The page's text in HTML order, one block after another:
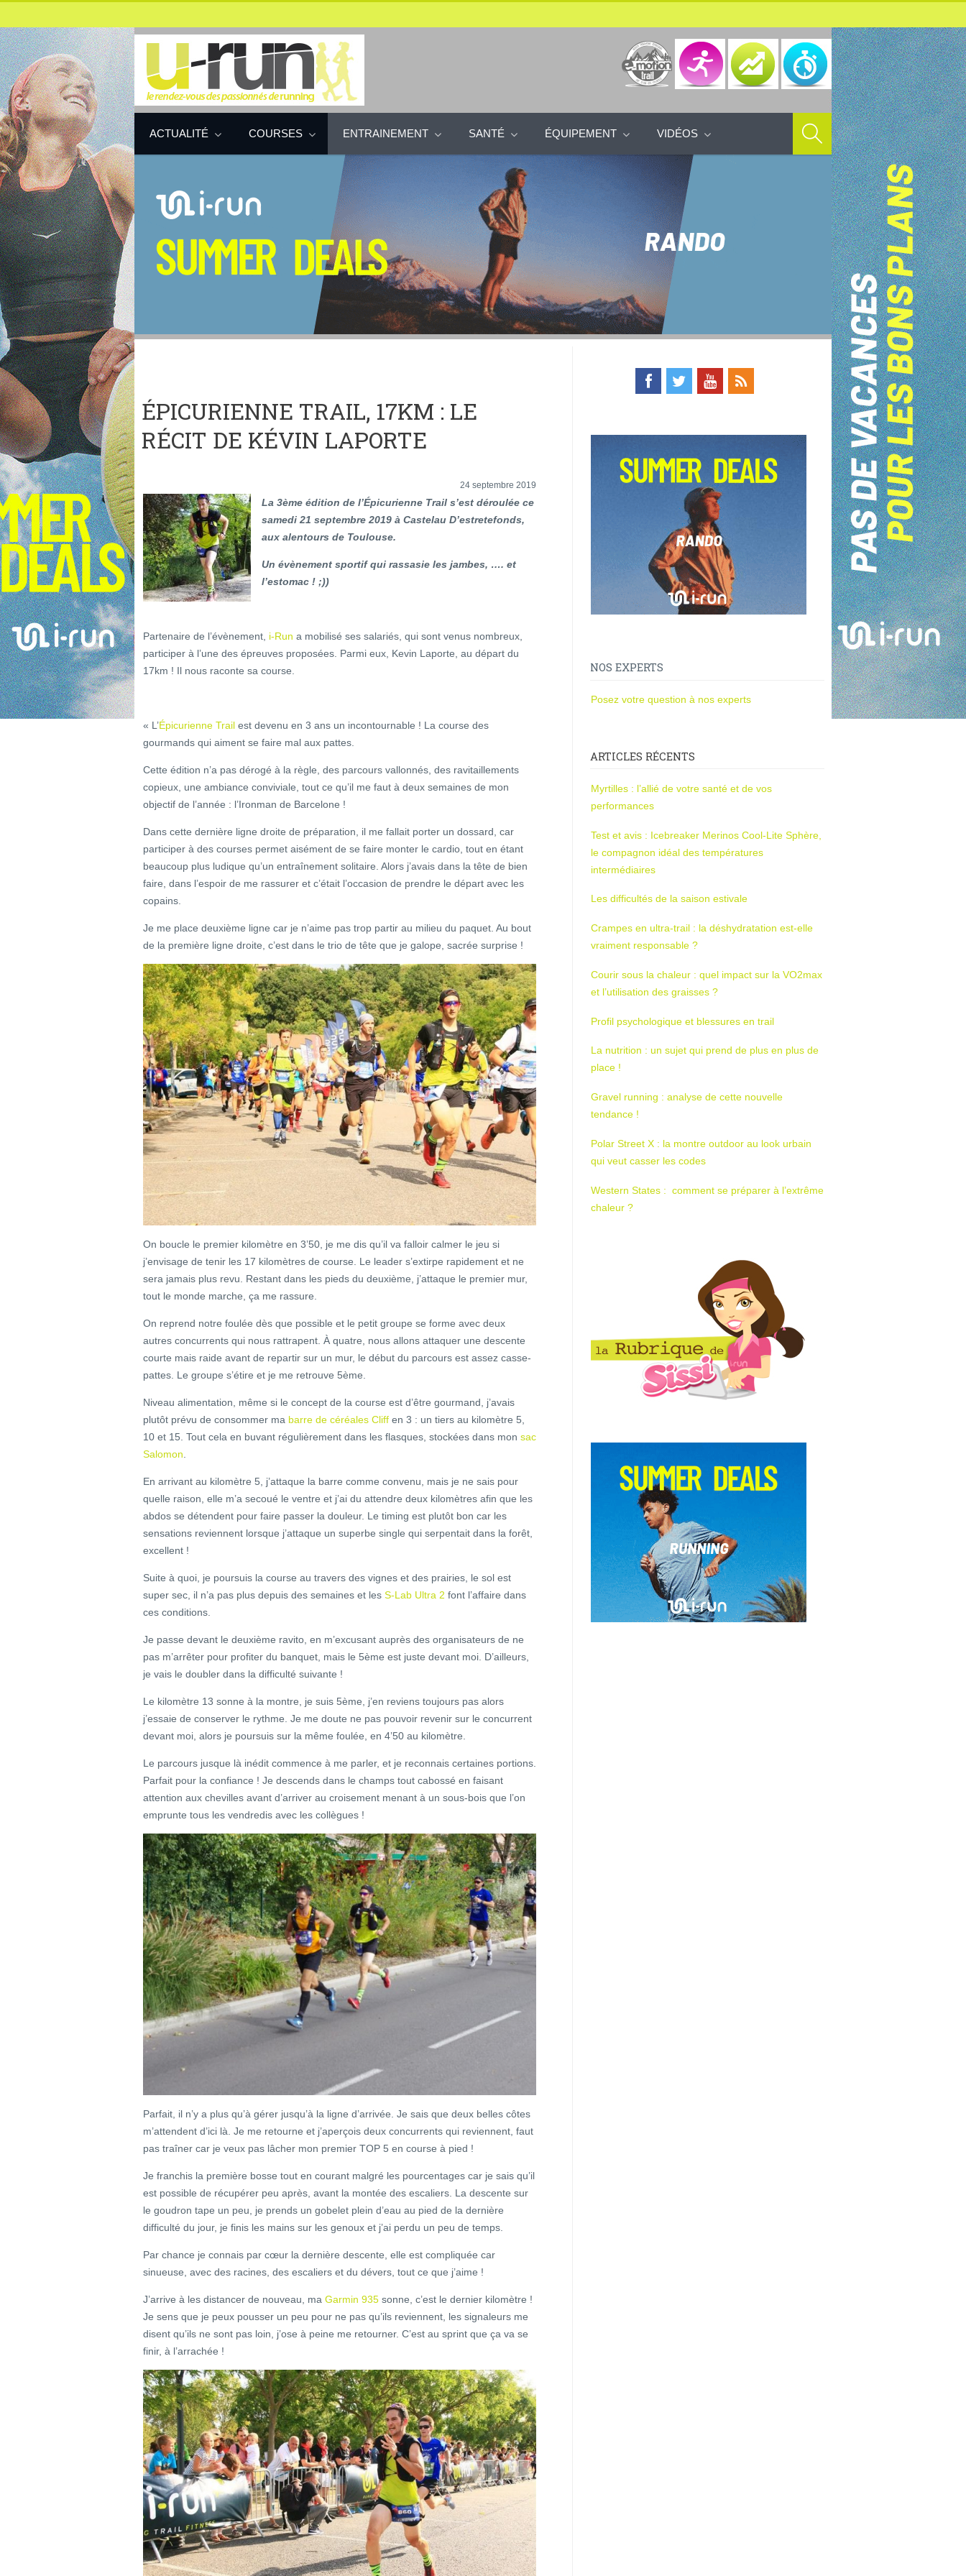
ACTUALITÉ COURSES ENTRAINEMENT SANTÉ ÉQUIPEMENT VIDÉOS
ÉPICURIENNE TRAIL, 17KM : LE
RÉCIT DE KÉVIN LAPORTE
24 septembre 2019
La 3ème édition de l’Épicurienne Trail s’est déroulée ce
samedi 21 septembre 2019 à Castelau D’estretefonds,
aux alentours de Toulouse.
Un évènement sportif qui rassasie les jambes, …. et
l’estomac ! ;))
Partenaire de l’évènement, i-Run a mobilisé ses salariés, qui sont venus nombreux,
participer à l’une des épreuves proposées. Parmi eux, Kevin Laporte, au départ du
17km ! Il nous raconte sa course.
« L’Épicurienne Trail est devenu en 3 ans un incontournable ! La course des
gourmands qui aiment se faire mal aux pattes.
Cette édition n’a pas dérogé à la règle, des parcours vallonnés, des ravitaillements
copieux, une ambiance conviviale, tout ce qu’il me faut à deux semaines de mon
objectif de l’année : l’Ironman de Barcelone !
Dans cette dernière ligne droite de préparation, il me fallait porter un dossard, car
participer à des courses permet aisément de se faire monter le cardio, tout en étant
beaucoup plus ludique qu’un entraînement solitaire. Alors j’avais dans la tête de bien
faire, dans l’espoir de me rassurer et c’était l’occasion de prendre le départ avec les
copains.
Je me place deuxième ligne car je n’aime pas trop partir au milieu du paquet. Au bout
de la première ligne droite, c’est dans le trio de tête que je galope, sacrée surprise !
On boucle le premier kilomètre en 3’50, je me dis qu’il va falloir calmer le jeu si
j’envisage de tenir les 17 kilomètres de course. Le leader s’extirpe rapidement et ne
sera jamais plus revu. Restant dans les pieds du deuxième, j’attaque le premier mur,
tout le monde marche, ça me rassure.
On reprend notre foulée dès que possible et le petit groupe se forme avec deux
autres concurrents qui nous rattrapent. À quatre, nous allons attaquer une descente
courte mais raide avant de repartir sur un mur, le début du parcours est assez casse-
pattes. Le groupe s’étire et je me retrouve 5ème.
Niveau alimentation, même si le concept de la course est d’être gourmand, j’avais
plutôt prévu de consommer ma barre de céréales Cliff en 3 : un tiers au kilomètre 5,
10 et 15. Tout cela en buvant régulièrement dans les flasques, stockées dans mon sac
Salomon
En arrivant au kilomètre 5, j’attaque la barre comme convenu, mais je ne sais pour
quelle raison, elle m’a secoué le ventre et j’ai du attendre deux kilomètres afin que les
abdos se détendent pour faire passer la douleur. Le timing est plutôt bon car les
sensations reviennent lorsque j’attaque un superbe single qui serpentait dans la forêt,
excellent !
Suite à quoi, je poursuis la course au travers des vignes et des prairies, le sol est
super sec, il n’a pas plus depuis des semaines et les S-Lab Ultra 2 font l’affaire dans
ces conditions.
Je passe devant le deuxième ravito, en m’excusant auprès des organisateurs de ne
pas m’arrêter pour profiter du banquet, mais le 5ème est juste devant moi. D’ailleurs,
je vais le doubler dans la difficulté suivante !
Le kilomètre 13 sonne à la montre, je suis 5ème, j’en reviens toujours pas alors
j’essaie de conserver le rythme. Je me doute ne pas pouvoir revenir sur le concurrent
devant moi, alors je poursuis sur la même foulée, en 4’50 au kilomètre.
Le parcours jusque là inédit commence à me parler, et je reconnais certaines portions.
Parfait pour la confiance ! Je descends dans le champs tout cabossé en faisant
attention aux chevilles avant d’arriver au croisement menant à un sous-bois que l’on
emprunte tous les vendredis avec les collègues !
Parfait, il n’y a plus qu’à gérer jusqu’à la ligne d’arrivée. Je sais que deux belles côtes
m’attendent d’ici là. Je me retourne et j’aperçois deux concurrents qui reviennent, faut
pas traîner car je veux pas lâcher mon premier TOP 5 en course à pied !
Je franchis la première bosse tout en courant malgré les pourcentages car je sais qu’il
est possible de récupérer peu après, avant la montée des escaliers. La descente sur
le goudron tape un peu, je prends un gobelet plein d’eau au pied de la dernière
difficulté du jour, je finis les mains sur les genoux et j’ai perdu un peu de temps.
Par chance je connais par cœur la dernière descente, elle est compliquée car
sinueuse, avec des racines, des escaliers et du dévers, tout ce que j’aime !
J’arrive à les distancer de nouveau, ma Garmin 935 sonne, c’est le dernier kilomètre !
Je sens que je peux pousser un peu pour ne pas qu’ils reviennent, les signaleurs me
disent qu’ils ne sont pas loin, j’ose à peine me retourner. C’est au sprint que ça va se
finir, à l’arrachée !
NOS EXPERTS
Posez votre question à nos experts
ARTICLES RÉCENTS
Myrtilles : l’allié de votre santé et de vos
performances
Test et avis : Icebreaker Merinos Cool-Lite Sphère,
le compagnon idéal des températures
intermédiaires
Les difficultés de la saison estivale
Crampes en ultra-trail : la déshydratation est-elle
vraiment responsable ?
Courir sous la chaleur : quel impact sur la VO2max
et l’utilisation des graisses ?
Profil psychologique et blessures en trail
La nutrition : un sujet qui prend de plus en plus de
place !
Gravel running : analyse de cette nouvelle
tendance !
Polar Street X : la montre outdoor au look urbain
qui veut casser les codes
Western States : comment se préparer à l’extrême
chaleur ?